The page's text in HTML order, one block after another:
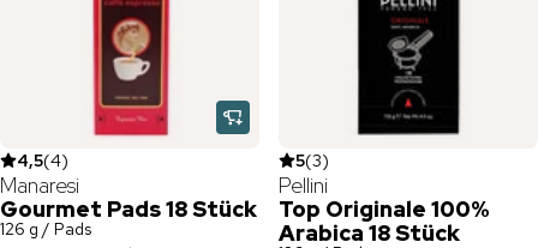
4,5(4)
Manaresi
Gourmet Pads 18 Stück
126 g / Pads
5(3)
Pellini
Top Originale 100%
Arabica 18 Stück